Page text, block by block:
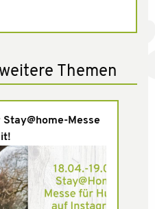
Themen
Messe